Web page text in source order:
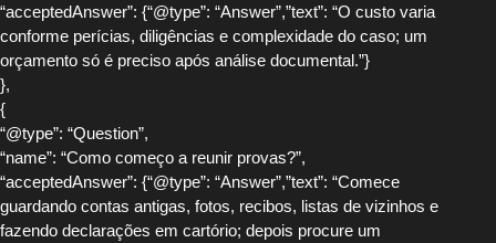
“acceptedAnswer”: {“@type”: “Answer”,”text”: “O custo varia
conforme perícias, diligências e complexidade do caso; um
orçamento só é preciso após análise documental.”}
},
{
“@type”: “Question”,
“name”: “Como começo a reunir provas?”,
“acceptedAnswer”: {“@type”: “Answer”,”text”: “Comece
guardando contas antigas, fotos, recibos, listas de vizinhos e
fazendo declarações em cartório; depois procure um